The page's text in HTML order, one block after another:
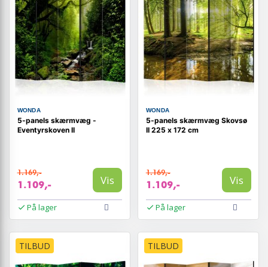
WONDA
5-panels skærmvæg -
Eventyrskoven II
1.169,-
1.109,- Vis
På lager
WONDA
5-panels skærmvæg Skovsø
II 225 x 172 cm
1.169,-
1.109,- Vis
På lager
TILBUD TILBUD